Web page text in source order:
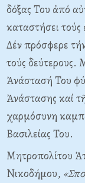
δόξας Του ἀπό
καταστήσει τούς
Δέν πρόσφερε
τούς δεύτερους.
Ἀνάστασή Του
Ἀνάστασης καί
χαρμόσυνη
Βασιλείας Του.
Μητροπολίτου
Νικοδήμου,